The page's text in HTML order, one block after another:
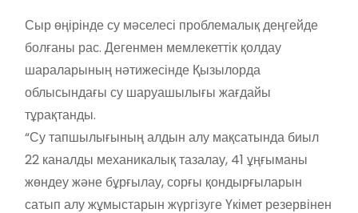
Сыр өңірінде су мәселесі проблемалық деңгейде
болғаны рас. Дегенмен мемлекеттік қолдау
шараларының нәтижесінде Қызылорда
облысындағы су шаруашылығы жағдайы
тұрақтанды.
“Су тапшылығының алдын алу мақсатында биыл
22 каналды механикалық тазалау, 41 ұңғыманы
жөндеу және бұрғылау, сорғы қондырғыларын
сатып алу жұмыстарын жүргізуге Үкімет резервінен